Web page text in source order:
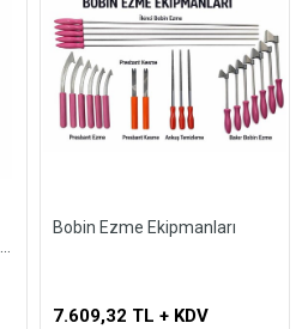
Bobin Ezme Ekipmanları
7.609,32 TL + KDV